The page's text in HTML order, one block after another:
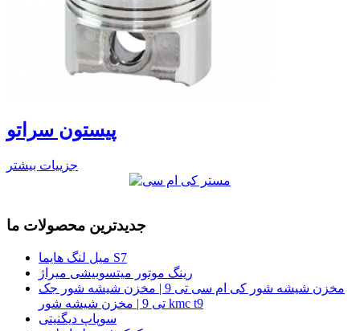
پیستون سراتو
جزییات بیشتر
جدیدترین محصولات ما
میل لنگ هایما S7
رینگ موتور میتسوبیشی میراژ
مخزن شیشه شور کی ام سی تی 9 | مخزن شیشه شور جک
تی 9 | مخزن شیشه شور kmc t9
سوپاپ دیگنیتی